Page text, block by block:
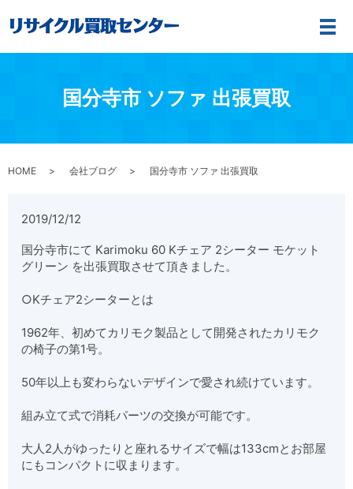
メ
国分寺市 ソファ 出張買取
HOME 会社ブログ 国分寺市 ソファ 出張買取
2019/12/12
国分寺市にて Karimoku 60 Kチェア 2シーター モケット
グリーン を出張買取させて頂きました。
○Kチェア2シーターとは
1962年、初めてカリモク製品として開発されたカリモク
の椅子の第1号。
50年以上も変わらないデザインで愛され続けています。
組み立て式で消耗パーツの交換が可能です。
大人2人がゆったりと座れるサイズで幅は133cmとお部屋
にもコンパクトに収まります。